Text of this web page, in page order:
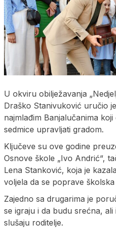
U okviru obilježavanja
Draško Stanivuković uručio
najmlađim Banjalučanima
sedmice upravljati gradom.
Ključeve su ove godine
Osnove škole „Ivo Andrić“,
Lena Stanković, koja je
voljela da se poprave školska
Zajedno sa drugarima je
se igraju i da budu srećna,
slušaju roditelje.